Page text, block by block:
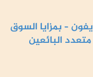
– بمزايا السوق
البائعين